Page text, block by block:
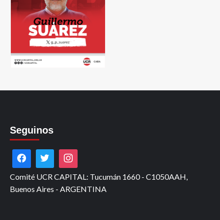
Seguinos
Comité UCR CAPITAL: Tucumán 1660 - C1050AAH,
Buenos Aires - ARGENTINA